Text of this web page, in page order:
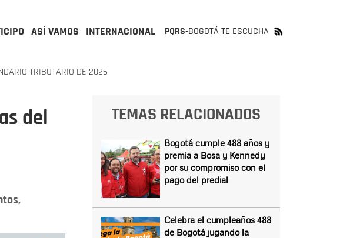
ASÍ VAMOS INTERNACIONAL PQRS-BOGOTÁ TE ESCUCHA
TRIBUTARIO DE 2026
del
TEMAS RELACIONADOS
Bogotá cumple 488 años y
premia a Bosa y Kennedy
por su compromiso con el
pago del predial
Celebra el cumpleaños 488
de Bogotá jugando la